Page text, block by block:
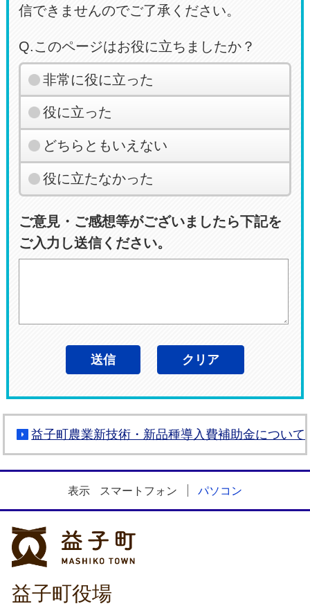
信できませんのでご了承ください。
Q.このページはお役に立ちましたか？
非常に役に立った
役に立った
どちらともいえない
役に立たなかった
ご意見・ご感想等がございましたら下記を
ご入力し送信ください。
益子町農業新技術・新品種導入費補助金について
表示 スマートフォン パソコン
益子町役場